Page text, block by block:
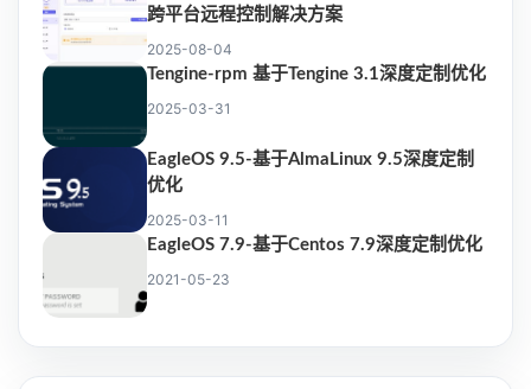
跨平台远程控制解决方案
2025-08-04
Tengine-rpm 基于Tengine 3.1深度定制优化
2025-03-31
EagleOS 9.5-基于AlmaLinux 9.5深度定制
优化
2025-03-11
EagleOS 7.9-基于Centos 7.9深度定制优化
2021-05-23